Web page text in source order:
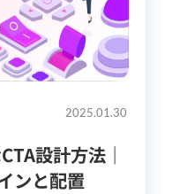
2025.01.30
設計方法｜
ンと配置